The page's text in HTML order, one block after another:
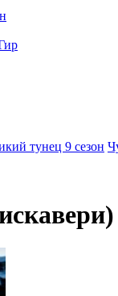
тунец 9 сезон